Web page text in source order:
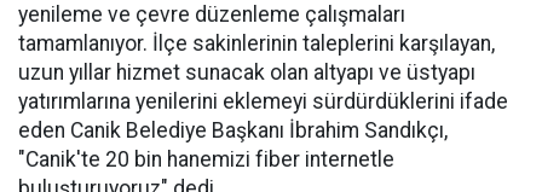
yenileme ve çevre düzenleme çalışmaları
tamamlanıyor. İlçe sakinlerinin taleplerini karşılayan,
uzun yıllar hizmet sunacak olan altyapı ve üstyapı
yatırımlarına yenilerini eklemeyi sürdürdüklerini ifade
eden Canik Belediye Başkanı İbrahim Sandıkçı,
"Canik'te 20 bin hanemizi fiber internetle